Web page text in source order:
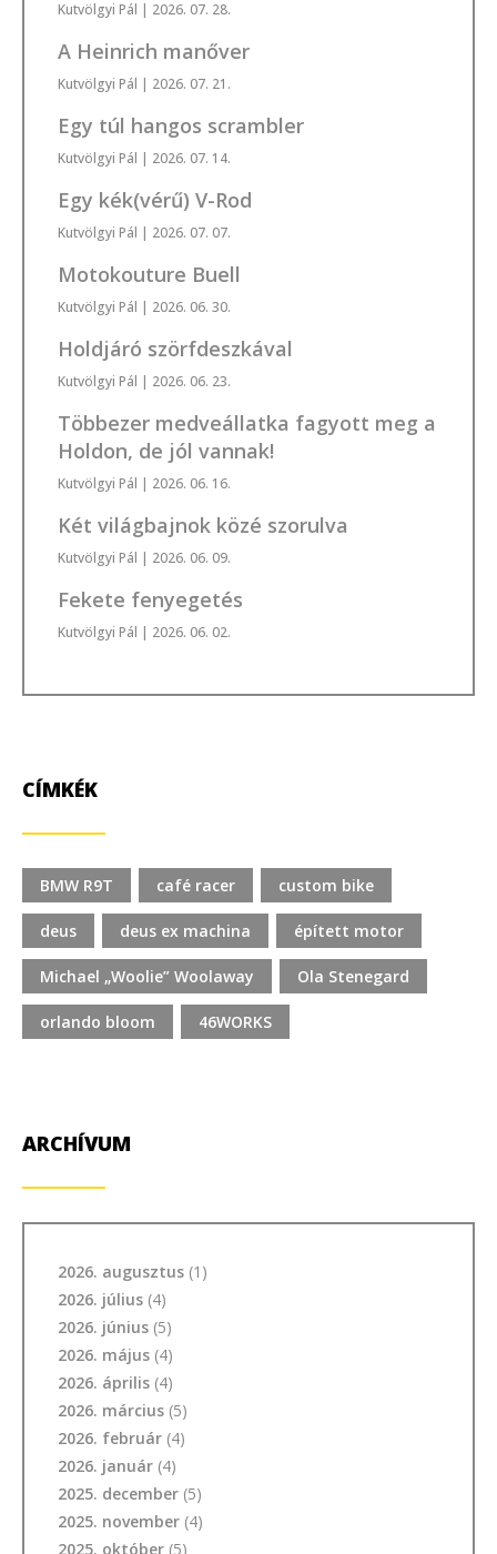
Kutvölgyi Pál | 2026. 07. 28.
A Heinrich manőver
Kutvölgyi Pál | 2026. 07. 21.
Egy túl hangos scrambler
Kutvölgyi Pál | 2026. 07. 14.
Egy kék(vérű) V-Rod
Kutvölgyi Pál | 2026. 07. 07.
Motokouture Buell
Kutvölgyi Pál | 2026. 06. 30.
Holdjáró szörfdeszkával
Kutvölgyi Pál | 2026. 06. 23.
Többezer medveállatka fagyott meg a
Holdon, de jól vannak!
Kutvölgyi Pál | 2026. 06. 16.
Két világbajnok közé szorulva
Kutvölgyi Pál | 2026. 06. 09.
Fekete fenyegetés
Kutvölgyi Pál | 2026. 06. 02.
CÍMKÉK
BMW R9T café racer custom bike
deus deus ex machina épített motor
Michael „Woolie” Woolaway Ola Stenegard
orlando bloom 46WORKS
ARCHÍVUM
2026. augusztus (1)
2026. július (4)
2026. június (5)
2026. május (4)
2026. április (4)
2026. március (5)
2026. február (4)
2026. január (4)
2025. december (5)
2025. november (4)
2025. október (5)